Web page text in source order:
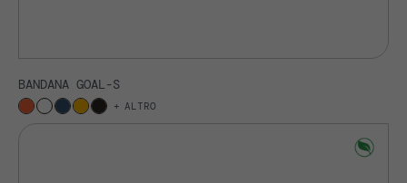
BANDANA GOAL-S
ALTRO